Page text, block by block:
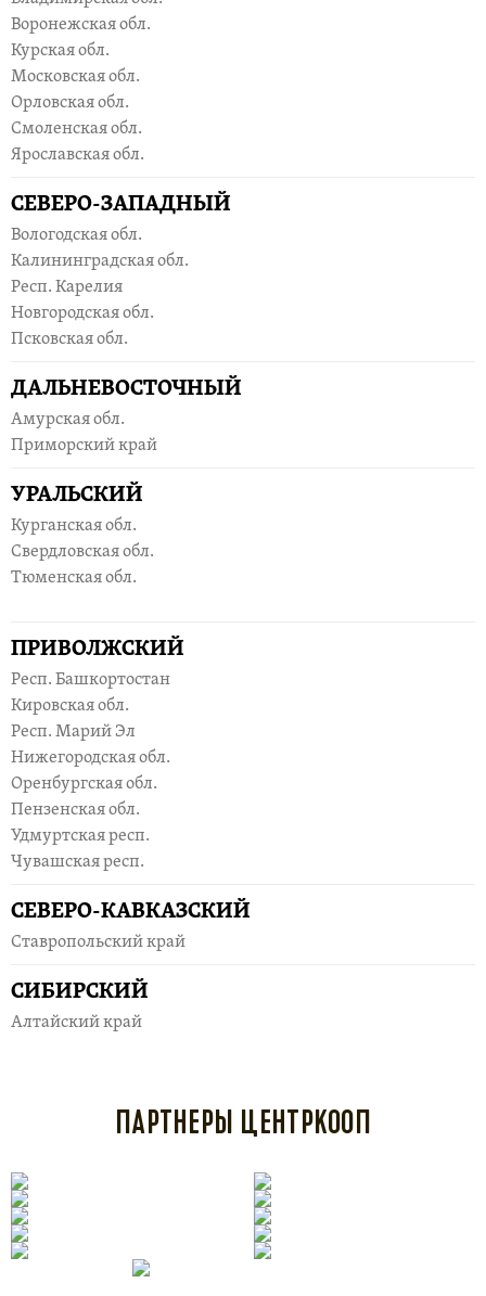
Воронежская обл.
Курская обл.
Московская обл.
Орловская обл.
Смоленская обл.
Ярославская обл.
СЕВЕРО-ЗАПАДНЫЙ
Вологодская обл.
Калининградская обл.
Респ. Карелия
Новгородская обл.
Псковская обл.
ДАЛЬНЕВОСТОЧНЫЙ
Амурская обл.
Приморский край
УРАЛЬСКИЙ
Курганская обл.
Свердловская обл.
Тюменская обл.
ПРИВОЛЖСКИЙ
Респ. Башкортостан
Кировская обл.
Респ. Марий Эл
Нижегородская обл.
Оренбургская обл.
Пензенская обл.
Удмуртская респ.
Чувашская респ.
СЕВЕРО-КАВКАЗСКИЙ
Ставропольский край
СИБИРСКИЙ
Алтайский край
ПАРТНЕРЫ ЦЕНТРКООП